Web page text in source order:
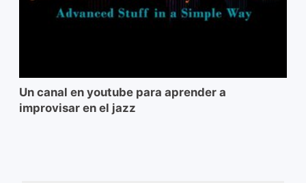
Un canal en youtube para aprender a
improvisar en el jazz